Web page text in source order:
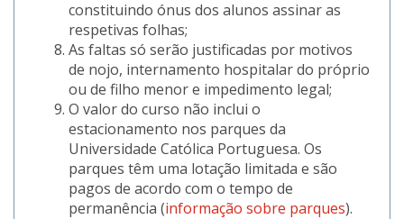
constituindo ónus dos alunos assinar as
respetivas folhas;
As faltas só serão justificadas por motivos
de nojo, internamento hospitalar do próprio
ou de filho menor e impedimento legal;
O valor do curso não inclui o
estacionamento nos parques da
Universidade Católica Portuguesa. Os
parques têm uma lotação limitada e são
pagos de acordo com o tempo de
permanência (informação sobre parques).